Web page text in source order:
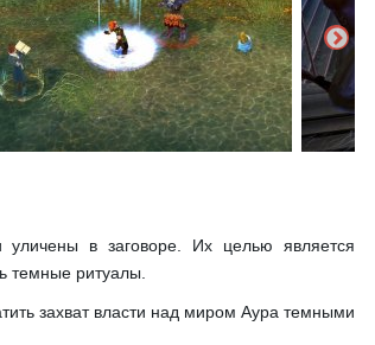
в заговоре. Их целью является
темные ритуалы.
захват власти над миром Аура темными